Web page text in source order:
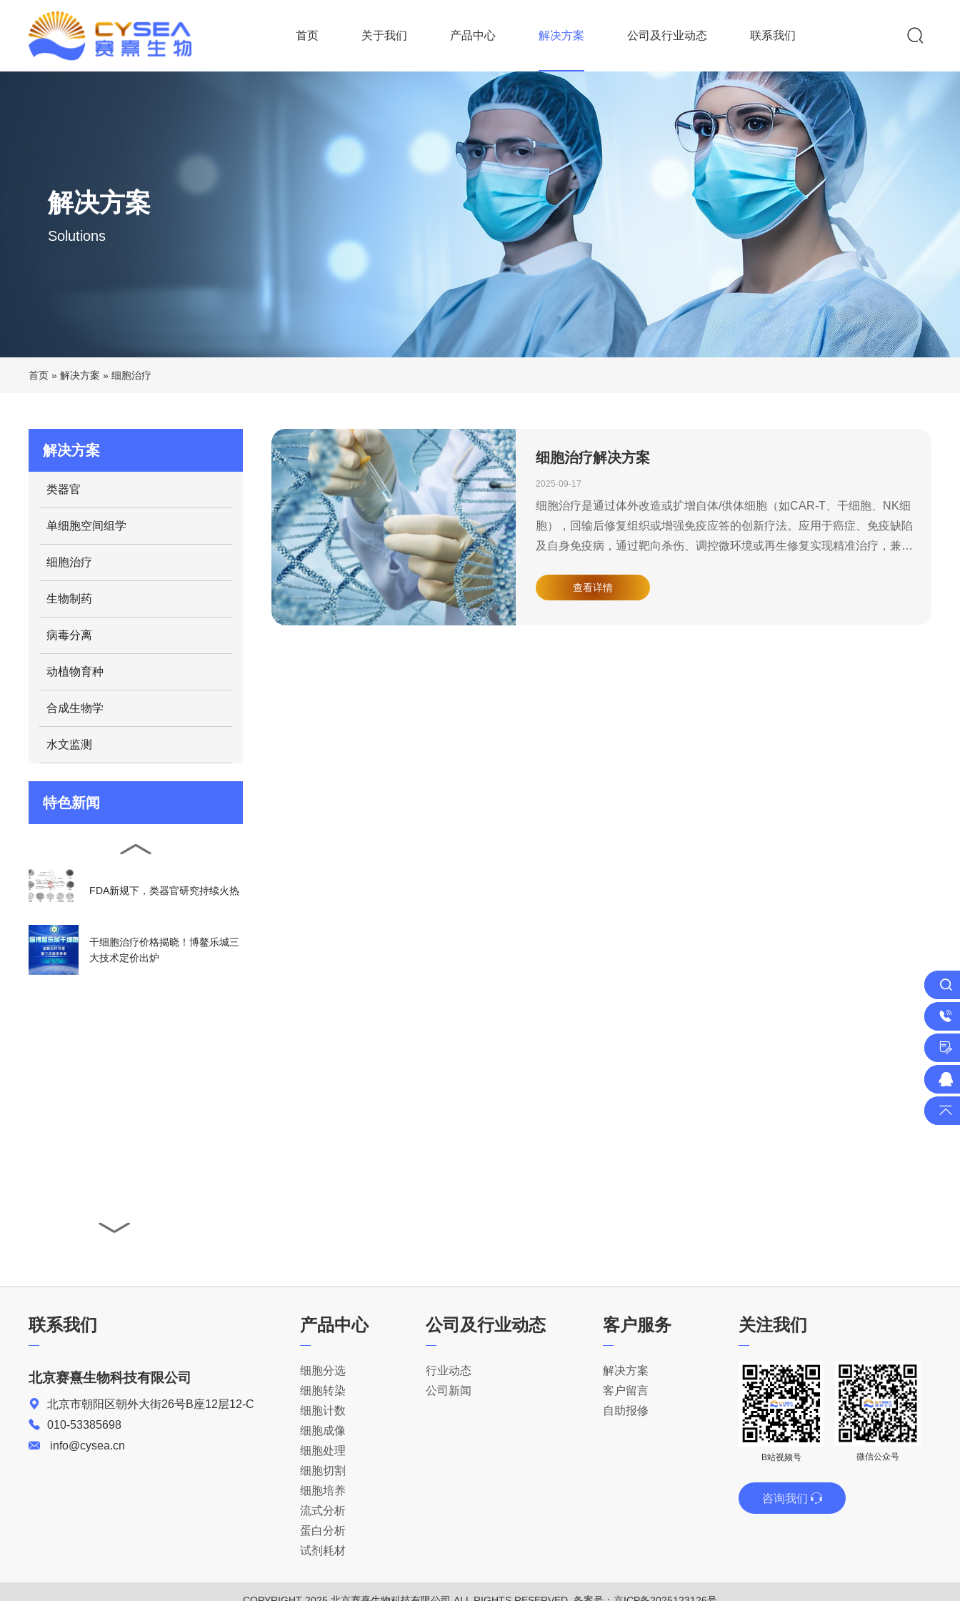
首页 关于我们 产品中心 解决方案 公司及行业动态 联系我们
解决方案
Solutions
首页 »解决方案 »细胞治疗
解决方案
类器官
单细胞空间组学
细胞治疗
生物制药
病毒分离
动植物育种
合成生物学
水文监测
特色新闻
FDA新规下，类器官研究持续火热
干细胞治疗价格揭晓！博鳌乐城三
大技术定价出炉
细胞治疗解决方案
2025-09-17
细胞治疗是通过体外改造或扩增自体/供体细胞（如CAR-T、干细胞、NK细
胞），回输后修复组织或增强免疫应答的创新疗法。应用于癌症、免疫缺陷
及自身免疫病，通过靶向杀伤、调控微环境或再生修复实现精准治疗，兼具
查看详情
联系我们
北京赛熹生物科技有限公司
北京市朝阳区朝外大街26号B座12层12-C
010-53385698
info@cysea.cn
产品中心
细胞分选
细胞转染
细胞计数
细胞成像
细胞处理
细胞切割
细胞培养
流式分析
蛋白分析
试剂耗材
公司及行业动态
行业动态
公司新闻
客户服务
解决方案
客户留言
自助报修
关注我们
微信公众号
B站视频号
咨询我们